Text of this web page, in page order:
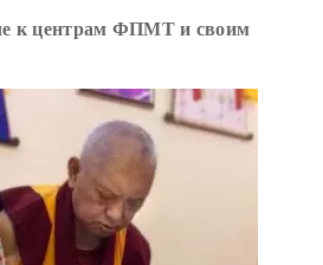
к центрам ФПМТ и своим